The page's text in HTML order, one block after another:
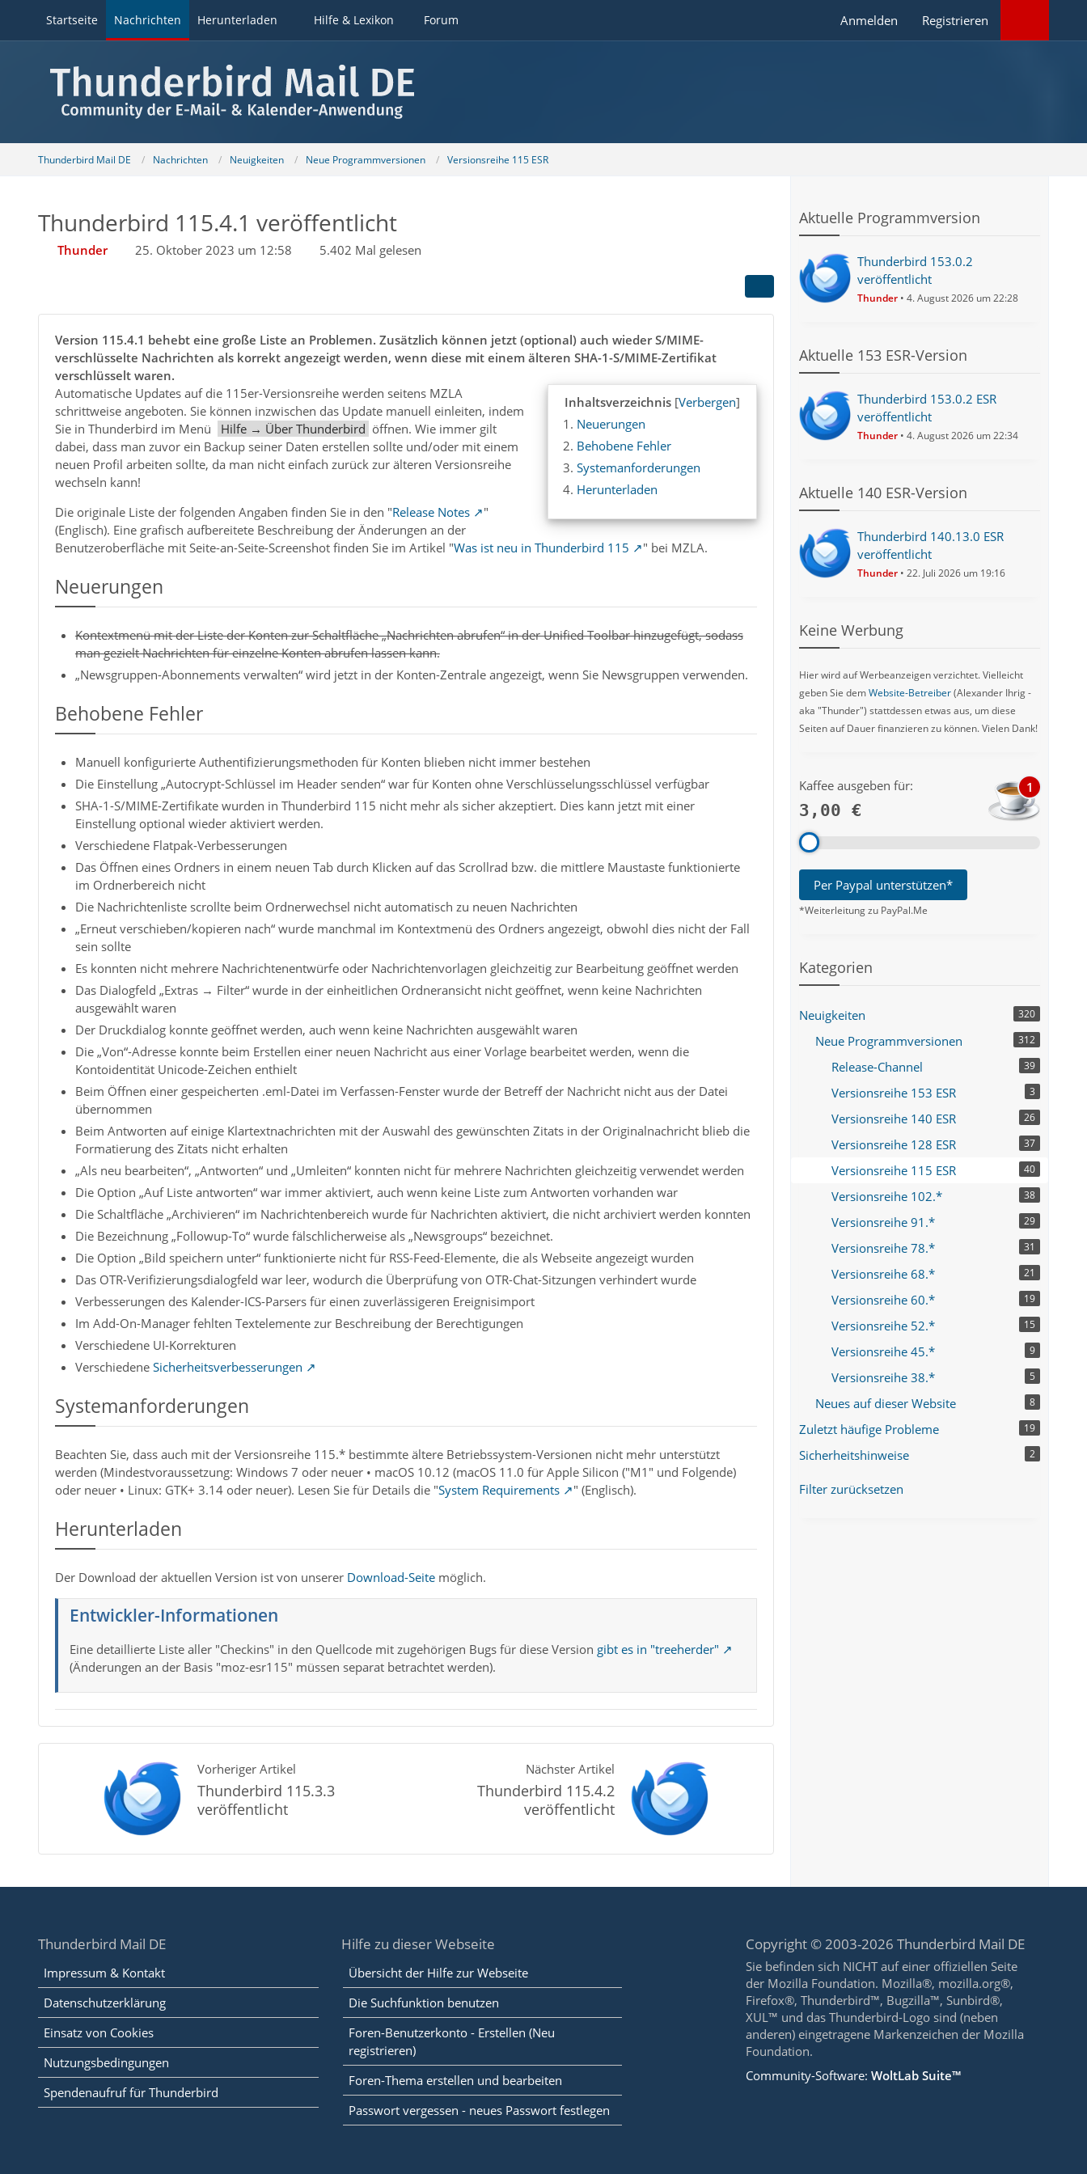
Startseite Nachrichten Herunterladen Hilfe & Lexikon Forum Anmelden Registrieren
Thunderbird Mail DE Nachrichten Neuigkeiten Neue Programmversionen Versionsreihe 115 ESR
Thunderbird 115.4.1 veröffentlicht
Thunder 25. Oktober 2023 um 12:58 5.402 Mal gelesen
Version 115.4.1 behebt eine große Liste an Problemen. Zusätzlich können jetzt (optional) auch wieder S/MIME-
verschlüsselte Nachrichten als korrekt angezeigt werden, wenn diese mit einem älteren SHA-1-S/MIME-Zertifikat
verschlüsselt waren.
Inhaltsverzeichnis [Verbergen]
Neuerungen
Behobene Fehler
Systemanforderungen
Herunterladen
Automatische Updates auf die 115er-Versionsreihe werden seitens MZLA
schrittweise angeboten. Sie können inzwischen das Update manuell einleiten, indem
Sie in Thunderbird im Menü
Hilfe → Über Thunderbird öffnen. Wie immer gilt
dabei, dass man zuvor ein Backup seiner Daten erstellen sollte und/oder mit einem
neuen Profil arbeiten sollte, da man nicht einfach zurück zur älteren Versionsreihe
wechseln kann!
Die originale Liste der folgenden Angaben finden Sie in den "Release Notes
"
(Englisch). Eine grafisch aufbereitete Beschreibung der Änderungen an der
Benutzeroberfläche mit Seite-an-Seite-Screenshot finden Sie im Artikel "Was ist neu in Thunderbird 115 " bei MZLA.
Neuerungen
Kontextmenü mit der Liste der Konten zur Schaltfläche „Nachrichten abrufen“ in der Unified Toolbar hinzugefügt, sodass
man gezielt Nachrichten für einzelne Konten abrufen lassen kann.
„Newsgruppen-Abonnements verwalten“ wird jetzt in der Konten-Zentrale angezeigt, wenn Sie Newsgruppen verwenden.
Behobene Fehler
Manuell konfigurierte Authentifizierungsmethoden für Konten blieben nicht immer bestehen
Die Einstellung „Autocrypt-Schlüssel im Header senden“ war für Konten ohne Verschlüsselungsschlüssel verfügbar
SHA-1-S/MIME-Zertifikate wurden in Thunderbird 115 nicht mehr als sicher akzeptiert. Dies kann jetzt mit einer
Einstellung optional wieder aktiviert werden.
Verschiedene Flatpak-Verbesserungen
Das Öffnen eines Ordners in einem neuen Tab durch Klicken auf das Scrollrad bzw. die mittlere Maustaste funktionierte
im Ordnerbereich nicht
Die Nachrichtenliste scrollte beim Ordnerwechsel nicht automatisch zu neuen Nachrichten
„Erneut verschieben/kopieren nach“ wurde manchmal im Kontextmenü des Ordners angezeigt, obwohl dies nicht der Fall
sein sollte
Es konnten nicht mehrere Nachrichtenentwürfe oder Nachrichtenvorlagen gleichzeitig zur Bearbeitung geöffnet werden
Das Dialogfeld „Extras → Filter“ wurde in der einheitlichen Ordneransicht nicht geöffnet, wenn keine Nachrichten
ausgewählt waren
Der Druckdialog konnte geöffnet werden, auch wenn keine Nachrichten ausgewählt waren
Die „Von“-Adresse konnte beim Erstellen einer neuen Nachricht aus einer Vorlage bearbeitet werden, wenn die
Kontoidentität Unicode-Zeichen enthielt
Beim Öffnen einer gespeicherten .eml-Datei im Verfassen-Fenster wurde der Betreff der Nachricht nicht aus der Datei
übernommen
Beim Antworten auf einige Klartextnachrichten mit der Auswahl des gewünschten Zitats in der Originalnachricht blieb die
Formatierung des Zitats nicht erhalten
„Als neu bearbeiten“, „Antworten“ und „Umleiten“ konnten nicht für mehrere Nachrichten gleichzeitig verwendet werden
Die Option „Auf Liste antworten“ war immer aktiviert, auch wenn keine Liste zum Antworten vorhanden war
Die Schaltfläche „Archivieren“ im Nachrichtenbereich wurde für Nachrichten aktiviert, die nicht archiviert werden konnten
Die Bezeichnung „Followup-To“ wurde fälschlicherweise als „Newsgroups“ bezeichnet.
Die Option „Bild speichern unter“ funktionierte nicht für RSS-Feed-Elemente, die als Webseite angezeigt wurden
Das OTR-Verifizierungsdialogfeld war leer, wodurch die Überprüfung von OTR-Chat-Sitzungen verhindert wurde
Verbesserungen des Kalender-ICS-Parsers für einen zuverlässigeren Ereignisimport
Im Add-On-Manager fehlten Textelemente zur Beschreibung der Berechtigungen
Verschiedene UI-Korrekturen
Verschiedene Sicherheitsverbesserungen
Systemanforderungen
Beachten Sie, dass auch mit der Versionsreihe 115.* bestimmte ältere Betriebssystem-Versionen nicht mehr unterstützt
werden (Mindestvoraussetzung: Windows 7 oder neuer • macOS 10.12 (macOS 11.0 für Apple Silicon ("M1" und Folgende)
oder neuer • Linux: GTK+ 3.14 oder neuer). Lesen Sie für Details die "System Requirements " (Englisch).
Herunterladen
Der Download der aktuellen Version ist von unserer Download-Seitemöglich.
Entwickler-Informationen
Eine detaillierte Liste aller "Checkins" in den Quellcode mit zugehörigen Bugs für diese Version gibt es in "treeherder"
(Änderungen an der Basis "moz-esr115" müssen separat betrachtet werden).
Vorheriger Artikel
Thunderbird 115.3.3
veröffentlicht
Nächster Artikel
Thunderbird 115.4.2
veröffentlicht
Aktuelle Programmversion
Thunderbird 153.0.2
veröffentlicht
Thunder 4. August 2026 um 22:28
Aktuelle 153 ESR-Version
Thunderbird 153.0.2 ESR
veröffentlicht
Thunder 4. August 2026 um 22:34
Aktuelle 140 ESR-Version
Thunderbird 140.13.0 ESR
veröffentlicht
Thunder 22. Juli 2026 um 19:16
Keine Werbung
Hier wird auf Werbeanzeigen verzichtet. Vielleicht
geben Sie demWebsite-Betreiber(Alexander Ihrig -
aka "Thunder") stattdessen etwas aus, um diese
Seiten auf Dauer finanzieren zu können. Vielen Dank!
Kaffee ausgeben für:
3,00 €
1
Per Paypal unterstützen*
*Weiterleitung zu PayPal.Me
Kategorien
Neuigkeiten 320
Neue Programmversionen 312
Release-Channel 39
Versionsreihe 153 ESR 3
Versionsreihe 140 ESR 26
Versionsreihe 128 ESR 37
Versionsreihe 115 ESR 40
Versionsreihe 102.* 38
Versionsreihe 91.* 29
Versionsreihe 78.* 31
Versionsreihe 68.* 21
Versionsreihe 60.* 19
Versionsreihe 52.* 15
Versionsreihe 45.* 9
Versionsreihe 38.* 5
Neues auf dieser Website 8
Zuletzt häufige Probleme 19
Sicherheitshinweise 2
Filter zurücksetzen
Thunderbird Mail DE
Impressum & Kontakt
Datenschutzerklärung
Einsatz von Cookies
Nutzungsbedingungen
Spendenaufruf für Thunderbird
Hilfe zu dieser Webseite
Übersicht der Hilfe zur Webseite
Die Suchfunktion benutzen
Foren-Benutzerkonto - Erstellen (Neu
registrieren)
Foren-Thema erstellen und bearbeiten
Passwort vergessen - neues Passwort festlegen
Copyright © 2003-2026 Thunderbird Mail DE
Sie befinden sich NICHT auf einer offiziellen Seite
der Mozilla Foundation. Mozilla®, mozilla.org®,
Firefox®, Thunderbird™, Bugzilla™, Sunbird®,
XUL™ und das Thunderbird-Logo sind (neben
anderen) eingetragene Markenzeichen der Mozilla
Foundation.
Community-Software:WoltLab Suite™